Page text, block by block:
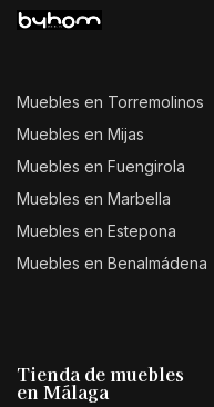
Muebles en Torremolinos
Muebles en Mijas
Muebles en Fuengirola
Muebles en Marbella
Muebles en Estepona
Muebles en Benalmádena
Tienda de muebles
en Málaga